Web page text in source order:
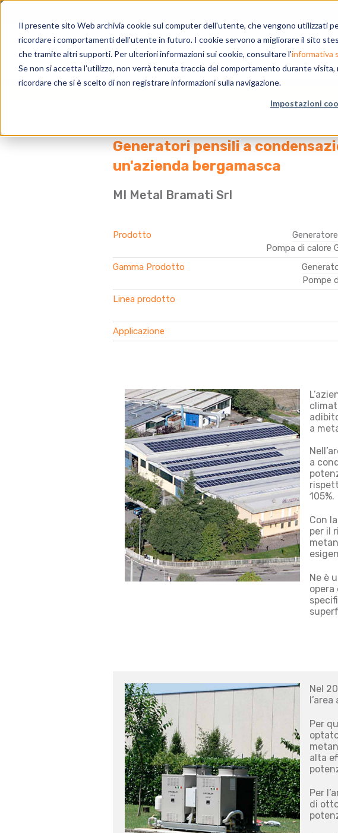
Il presente sito Web archivia cookie sul computer dell'utente, che vengono utilizzati
ricordare i comportamenti dell'utente in futuro. I cookie servono a migliorare il sito
che tramite altri supporti. Per ulteriori informazioni sui cookie, consultare l'informativa
Se non si accetta l'utilizzo, non verrà tenuta traccia del comportamento durante
ricordare che si è scelto di non registrare informazioni sulla navigazione.
Impostazioni
Prodotti
tutte
Generatori pensili a
un'azienda bergamasca
MI Metal Bramati Srl
Prodotto
Pompa di calore
Gamma Prodotto
Pompe
Linea prodotto
Applicazione
a
a
105%.
Con
per il
Ne è
Nel
Per
alta
Per
di